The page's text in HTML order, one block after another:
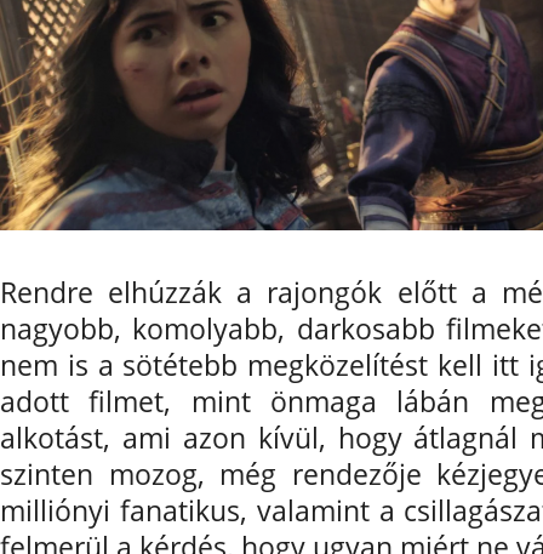
Rendre elhúzzák a rajongók előtt a
nagyobb, komolyabb, darkosabb
nem is a sötétebb megközelítést kell itt
adott filmet, mint önmaga lábán
alkotást, ami azon kívül, hogy átlagnál
szinten mozog, még rendezője
milliónyi fanatikus, valamint a